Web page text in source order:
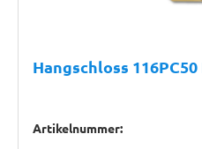
Hangschloss
Artikelnummer: